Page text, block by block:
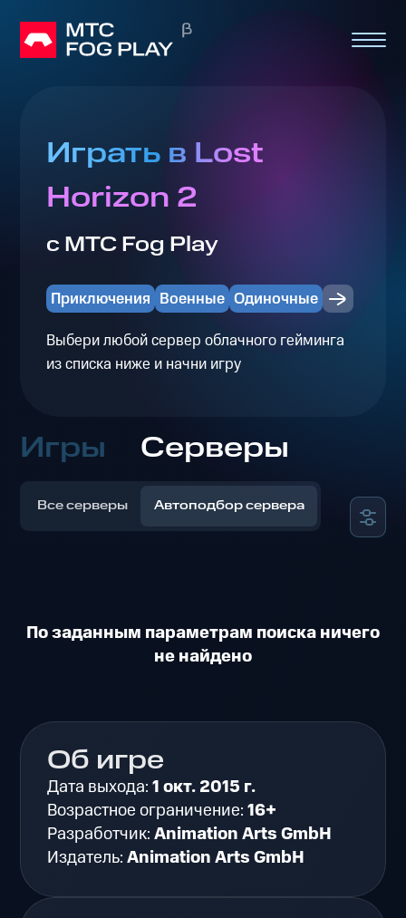
Играть в Lost
Horizon 2
с МТС Fog Play
Приключения Военные Одиночные
Выбери любой сервер облачного гейминга
из списка ниже и начни игру
Игры Серверы
Все серверы Автоподбор сервера
По заданным параметрам поиска ничего
не найдено
Об игре
Дата выхода:1 окт. 2015 г.
Возрастное ограничение:16+
Разработчик:Animation Arts GmbH
Издатель:Animation Arts GmbH